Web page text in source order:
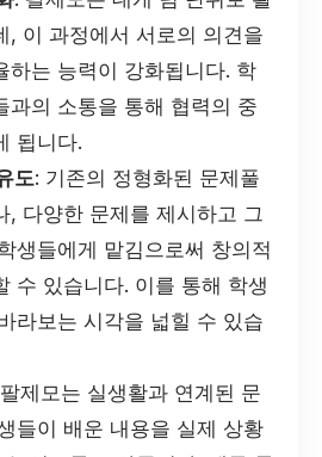
, 이 과정에서 서로의 의견을
하는 능력이 강화됩니다. 학
과의 소통을 통해 협력의 중
됩니다.
도: 기존의 정형화된 문제풀
, 다양한 문제를 제시하고 그
생들에게 맡김으로써 창의적
수 있습니다. 이를 통해 학생
라보는 시각을 넓힐 수 있습
제모는 실생활과 연계된 문
들이 배운 내용을 실제 상황